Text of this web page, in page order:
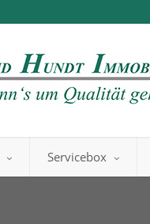
Servicebox